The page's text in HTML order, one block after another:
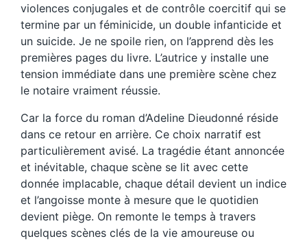
violences conjugales et de contrôle coercitif qui se
termine par un féminicide, un double infanticide et
un suicide. Je ne spoile rien, on l’apprend dès les
premières pages du livre. L’autrice y installe une
tension immédiate dans une première scène chez
le notaire vraiment réussie.
Car la force du roman d’Adeline Dieudonné réside
dans ce retour en arrière. Ce choix narratif est
particulièrement avisé. La tragédie étant annoncée
et inévitable, chaque scène se lit avec cette
donnée implacable, chaque détail devient un indice
et l’angoisse monte à mesure que le quotidien
devient piège. On remonte le temps à travers
quelques scènes clés de la vie amoureuse ou